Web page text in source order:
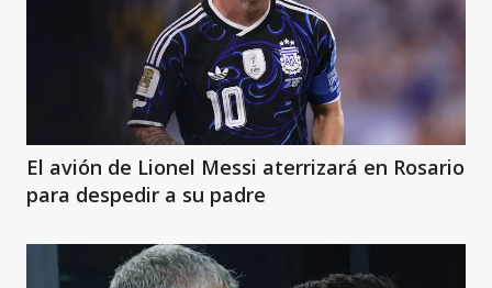
El avión de Lionel Messi aterrizará en Rosario
para despedir a su padre